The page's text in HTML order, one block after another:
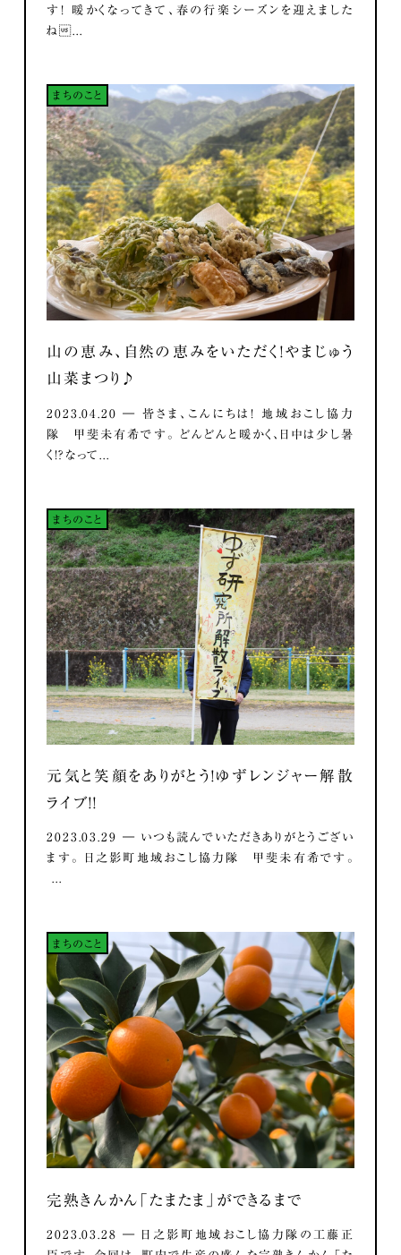
す！ 暖かくなってきて、春の行楽シーズンを迎えました
ね...
まちのこと
山の恵み、自然の恵みをいただく！やまじゅう
山菜まつり♪
2023.04.20 ― 皆さま、こんにちは！ 地域おこし協力
隊 甲斐未有希です。 どんどんと暖かく、日中は少し暑
く！？なって...
まちのこと
元気と笑顔をありがとう！ゆずレンジャー解散
ライブ！！
2023.03.29 ― いつも読んでいただきありがとうござい
ます。 日之影町地域おこし協力隊 甲斐未有希です。
...
まちのこと
完熟きんかん「たまたま」ができるまで
2023.03.28 ― 日之影町地域おこし協力隊の工藤正